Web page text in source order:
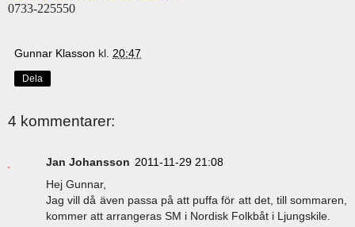
0733-225550
Gunnar Klasson kl. 20:47
Dela
4 kommentarer:
Jan Johansson 2011-11-29 21:08
Hej Gunnar,
Jag vill då även passa på att puffa för att det, till sommaren,
kommer att arrangeras SM i Nordisk Folkbåt i Ljungskile.